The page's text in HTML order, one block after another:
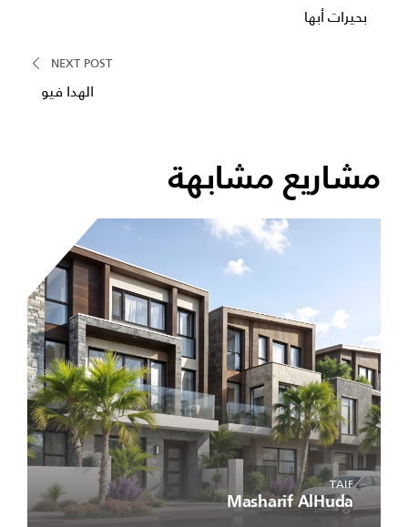
بحيرات أبها
NEXT POST
الهدا فيو
مشاريع مشابهة
TAIF
Masharif AlHuda